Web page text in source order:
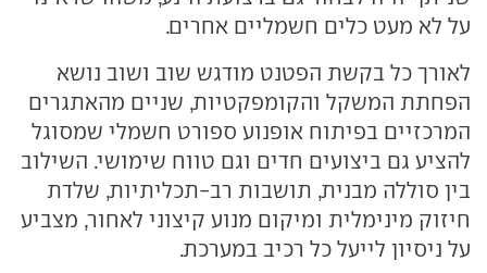
על לא מעט כלים חשמליים אחרים.
לאורך כל בקשת הפטנט מודגש שוב ושוב נושא
הפחתת המשקל והקומפקטיות, שניים מהאתגרים
המרכזיים בפיתוח אופנוע ספורט חשמלי שמסוגל
להציע גם ביצועים חדים וגם טווח שימושי. השילוב
בין סוללה מבנית, תושבות רב-תכליתיות, שלדת
חיזוק מינימלית ומיקום מנוע קיצוני לאחור, מצביע
על ניסיון לייעל כל רכיב במערכת.